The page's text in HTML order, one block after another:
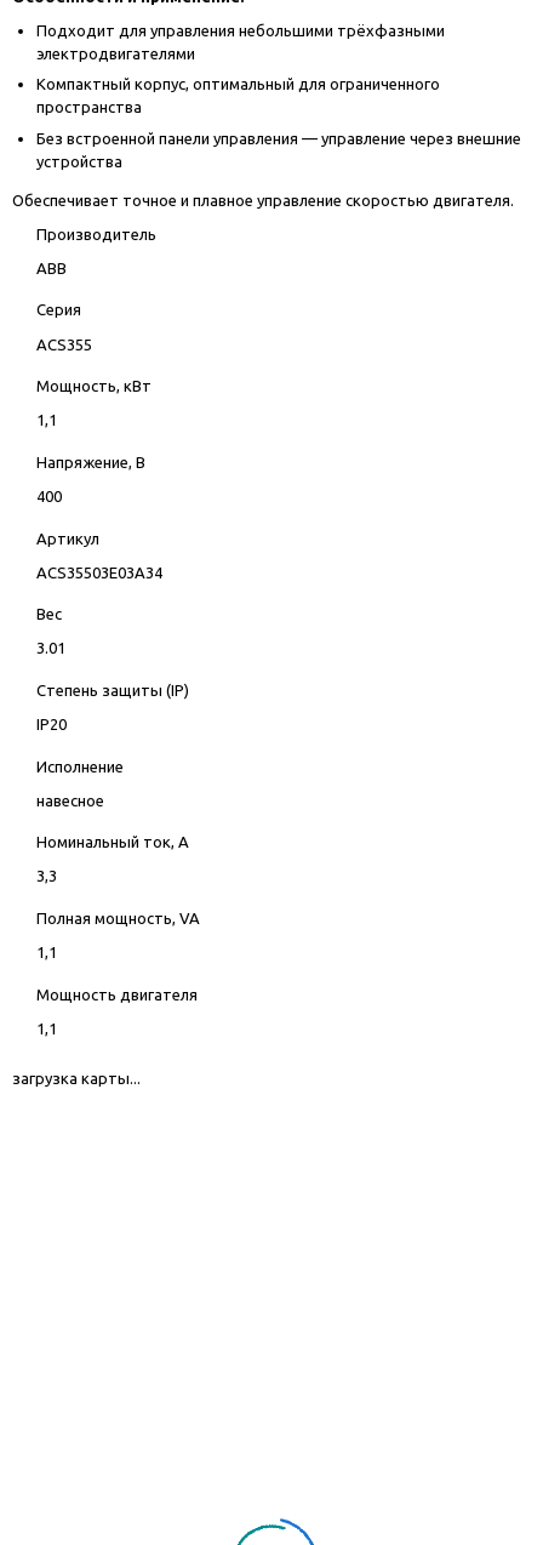
Подходит для управления небольшими трёхфазными
электродвигателями
Компактный корпус, оптимальный для ограниченного
пространства
Без встроенной панели управления — управление через внешние
устройства
Обеспечивает точное и плавное управление скоростью двигателя.
Производитель
ABB
Серия
ACS355
Мощность, кВт
1,1
Напряжение, В
400
Артикул
ACS35503E03A34
Вес
3.01
Степень защиты (IP)
IP20
Исполнение
навесное
Номинальный ток, А
3,3
Полная мощность, VA
1,1
Мощность двигателя
1,1
загрузка карты...